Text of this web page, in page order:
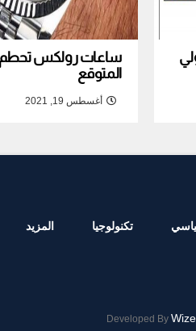
ساعات رولكس تحطم
المتوقع
أغسطس 19, 2021
تكنولوجيا المزيد
Developed By